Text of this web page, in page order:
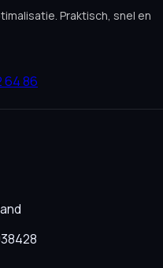
Praktisch, snel en
64 86